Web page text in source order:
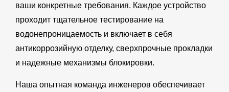
ваши конкретные требования. Каждое устройство
проходит тщательное тестирование на
водонепроницаемость и включает в себя
антикоррозийную отделку, сверхпрочные прокладки
и надежные механизмы блокировки.
Наша опытная команда инженеров обеспечивает